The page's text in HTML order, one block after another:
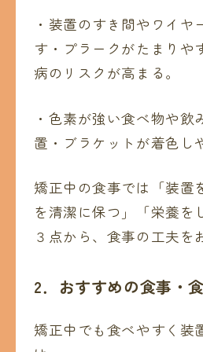
・装置のすき間やワイヤ
す・プラークがたまりや
病のリスクが高まる。
・色素が強い食べ物や飲
置・ブラケットが着色し
矯正中の食事では「装置
を清潔に保つ」「栄養を
３点から、食事の工夫を
2．おすすめの食事・
矯正中でも食べやすく装